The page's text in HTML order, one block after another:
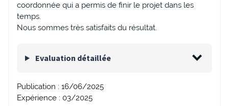
coordonnée qui a permis de finir le projet dans les
temps.
Nous sommes très satisfaits du résultat.
Evaluation détaillée
Publication : 16/06/2025
Expérience : 03/2025